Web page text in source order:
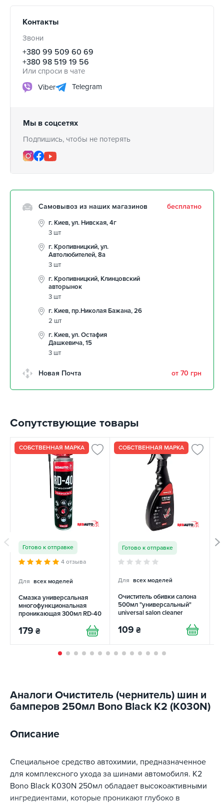
Контакты
Звони
+380 99 509 60 69
+380 98 519 19 56
Или спроси в чате
Viber
Telegram
Мы в соцсетях
Подпишись, чтобы не потерять
Самовывоз из наших магазинов бесплатно
г. Киев, ул. Нивская, 4г
3 шт
г. Кропивницкий, ул.
Автолюбителей, 8а
3 шт
г. Кропивницкий, Клинцовский
авторынок
3 шт
г. Киев, пр.Николая Бажана, 26
2 шт
г. Киев, ул. Остафия
Дашкевича, 15
3 шт
Новая Почта от 70 грн
Сопутствующие товары
СОБСТВЕННАЯ МАРКА
Готово к отправке
4 отзыва
Для всех моделей
Смазка универсальная
многофункциональная
проникающая 300мл RD-40
179 ₴
СОБСТВЕННАЯ МАРКА
Готово к отправке
Для всех моделей
Очиститель обивки салона
500мл "универсальный"
universal salon cleaner
109 ₴
Аналоги Очиститель (чернитель) шин и
бамперов 250мл Bono Black K2 (K030N)
Описание
Специальное средство автохимии, предназначенное
для комплексного ухода за шинами автомобиля. K2
Bono Black K030N 250мл обладает высокоактивными
ингредиентами, которые проникают глубоко в